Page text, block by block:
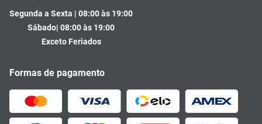
Segunda a Sexta | 08:00 às 19:00
Sábado| 08:00 às 19:00
Exceto Feriados
Formas de pagamento